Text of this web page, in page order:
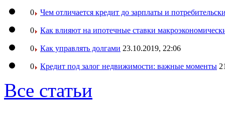
0 Чем отличается кредит до зарплаты и
0 Как влияют на ипотечные ставки
0 Как управлять долгами 23.10.2019, 22:06
0 Кредит под залог недвижимости: важные моменты
Все статьи